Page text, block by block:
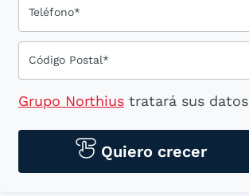
Teléfono*
Código Postal*
Grupo Northius tratará sus datos
medios tecnológicos, incluso
aplicaciones de mensajería
Quiero crecer